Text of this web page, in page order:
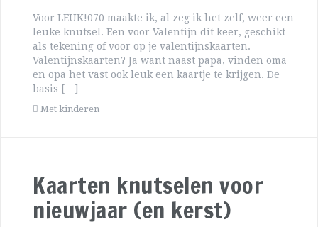
Voor LEUK!070 maakte ik, al zeg ik het zelf, weer een
leuke knutsel. Een voor Valentijn dit keer, geschikt
als tekening of voor op je valentijnskaarten.
Valentijnskaarten? Ja want naast papa, vinden oma
en opa het vast ook leuk een kaartje te krijgen. De
basis […]
Met kinderen
Kaarten knutselen voor
nieuwjaar (en kerst)